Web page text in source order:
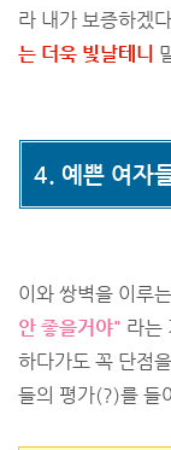
라 내가 보증하겠
는 더욱 빛날테니
4. 예쁜 여자
이와 쌍벽을 이루
안 좋을거야" 라는
하다가도 꼭 단점
들의 평가(?)를 들